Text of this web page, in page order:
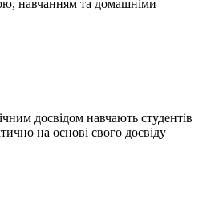
навчанням та домашніми
досвідом навчають студентів
на основі свого досвіду